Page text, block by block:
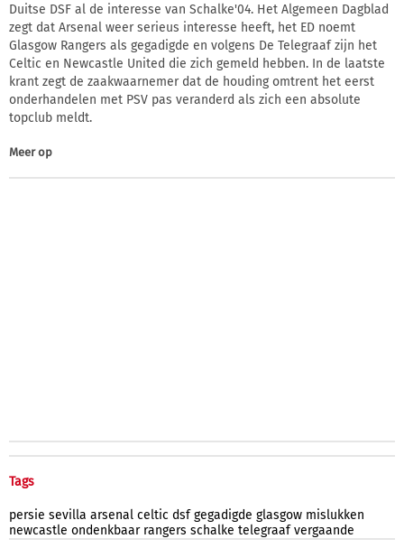
Duitse DSF al de interesse van Schalke'04. Het Algemeen Dagblad
zegt dat Arsenal weer serieus interesse heeft, het ED noemt
Glasgow Rangers als gegadigde en volgens De Telegraaf zijn het
Celtic en Newcastle United die zich gemeld hebben. In de laatste
krant zegt de zaakwaarnemer dat de houding omtrent het eerst
onderhandelen met PSV pas veranderd als zich een absolute
topclub meldt.
Meer op
Tags
persie sevilla arsenal celtic dsf gegadigde glasgow mislukken
newcastle ondenkbaar rangers schalke telegraaf vergaande